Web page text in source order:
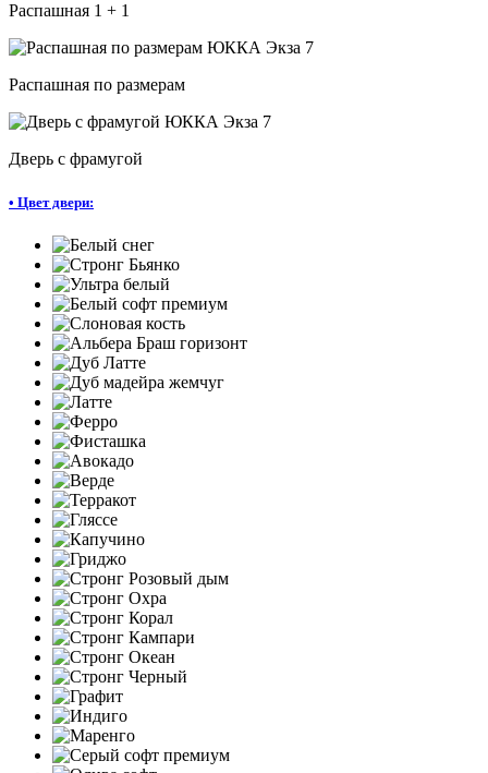
Распашная 1 + 1
Распашная по размерам
Дверь с фрамугой
• Цвет двери: